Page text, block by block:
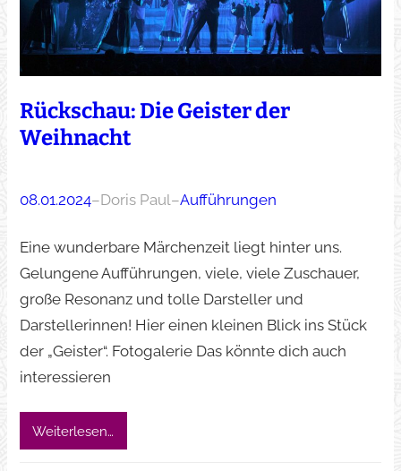
Rückschau: Die Geister der
Weihnacht
08.01.2024–Doris Paul–Aufführungen
Eine wunderbare Märchenzeit liegt hinter uns.
Gelungene Aufführungen, viele, viele Zuschauer,
große Resonanz und tolle Darsteller und
Darstellerinnen! Hier einen kleinen Blick ins Stück
der „Geister“. Fotogalerie Das könnte dich auch
interessieren
Weiterlesen…